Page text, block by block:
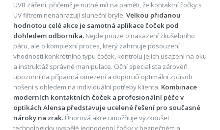
UVB záření, přičemž je nutné mít na paměti, že kontaktní čočky s
UV filtrem nenahrazují sluneční brýle. Velkou přidanou
hodnotou celé akce je samotná aplikace čoček pod
dohledem odborníka.Nejde pouze o nasazení zkušebního
páru, ale o komplexní proces, který zahrnuje posouzení
vhodnosti konkrétního typu čoček, kontrolu jejich usazení na oku
a instruktáž správné manipulace. Oční specialista zároveň
upozorní na případná omezení a doporučí optimální způsob
nošení s ohledem na individuální potřeby klienta. Kombinace
moderních kontaktních čoček a profesionální péče v
optikách Alensa představuje ucelené řešení pro současné
nároky na zrak.Únorová akce umožňuje vyzkoušet
technologicky vyspělé jednodenní čočky v bezpečném a